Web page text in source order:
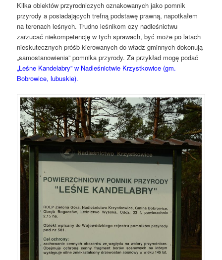
Kilka obiektów przyrodniczych oznakowanych jako pomnik
przyrody a posiadających trefną podstawę prawną, napotkałem
na terenach leśnych. Trudno leśnikom czy nadleśnictwu
zarzucać niekompetencję w tych sprawach, być może po latach
nieskutecznych próśb kierowanych do władz gminnych dokonują
„samostanowienia” pomnika przyrody. Za przykład mogę podać
„Leśne Kandelabry” w Nadleśnictwie Krzystkowice (gm.
Bobrowice, lubuskie).